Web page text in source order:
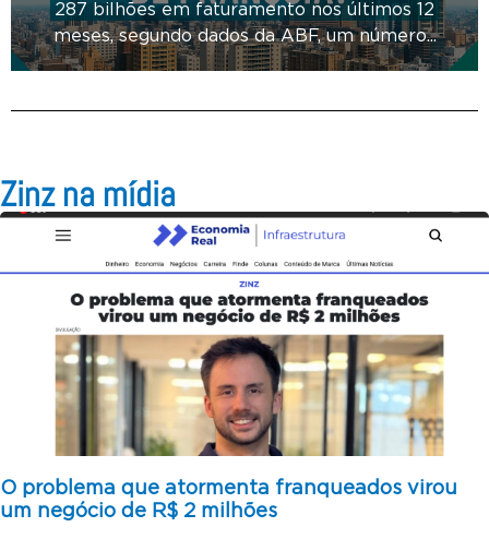
287 bilhões em faturamento nos últimos 12
meses, segundo dados da ABF, um número...
Zinz na mídia
O problema que atormenta franqueados virou
um negócio de R$ 2 milhões